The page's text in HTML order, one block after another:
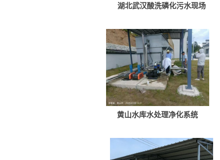
湖北武汉酸洗磷化污水现场
黄山水库水处理净化系统